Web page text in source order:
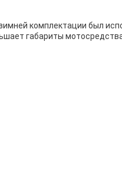
комплектации был
габариты